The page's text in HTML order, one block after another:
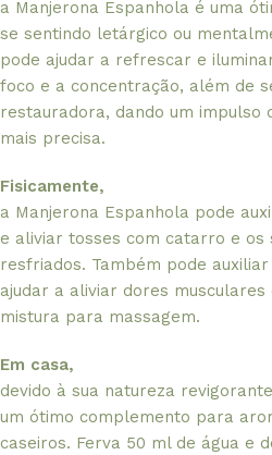
a Manjerona Espanhola é uma
se sentindo letárgico ou
pode ajudar a refrescar e
foco e a concentração, além de
restauradora, dando um impulso
mais precisa.
Fisicamente,
a Manjerona Espanhola pode
e aliviar tosses com catarro e os
resfriados. Também pode
ajudar a aliviar dores musculares
mistura para massagem.
Em casa,
devido à sua natureza
um ótimo complemento para
caseiros. Ferva 50 ml de água e